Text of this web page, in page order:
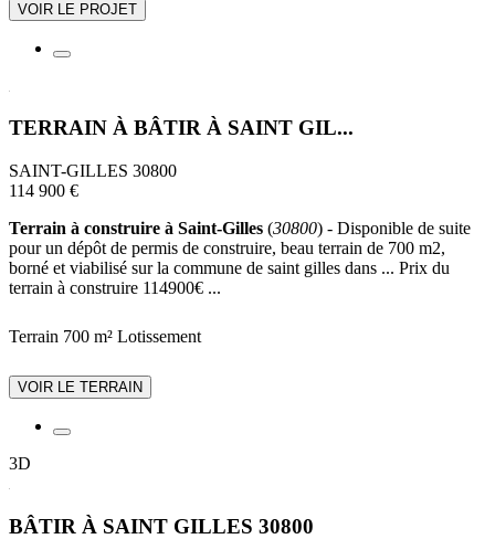
VOIR LE PROJET
TERRAIN À BÂTIR À SAINT GIL...
SAINT-GILLES 30800
114 900 €
Terrain à construire à Saint-Gilles (30800) - Disponible de suite
pour un dépôt de permis de construire, beau terrain de 700 m2,
borné et viabilisé sur la commune de saint gilles dans ... Prix du
terrain à construire 114900€ ...
Terrain 700 m² Lotissement
VOIR LE TERRAIN
3D
BÂTIR À SAINT GILLES 30800